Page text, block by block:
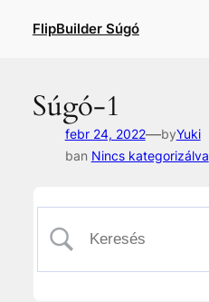
FlipBuilder Súgó
Súgó-1
febr 24, 2022—byYuki
ban Nincs kategorizálva